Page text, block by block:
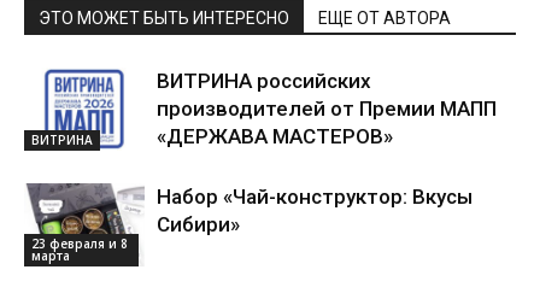
ЭТО МОЖЕТ БЫТЬ ИНТЕРЕСНО ЕЩЕ ОТ АВТОРА
ВИТРИНА
ВИТРИНА российских
производителей от Премии МАПП
«ДЕРЖАВА МАСТЕРОВ»
23 февраля и 8
марта
Набор «Чай-конструктор: Вкусы
Сибири»